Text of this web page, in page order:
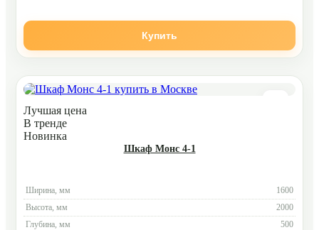
Купить
Лучшая цена
В тренде
Новинка
Шкаф Монс 4-1
Ширина, мм
1600
Высота, мм
2000
Глубина, мм
500